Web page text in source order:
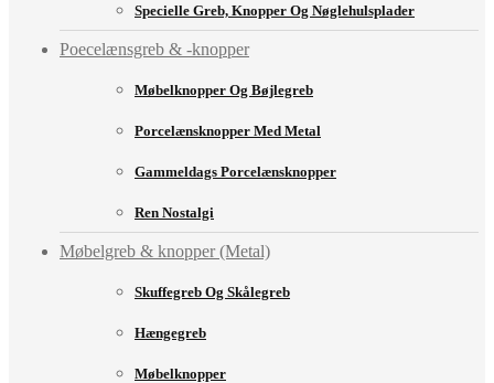
Specielle Greb, Knopper Og Nøglehulsplader
Poecelænsgreb & -knopper
Møbelknopper Og Bøjlegreb
Porcelænsknopper Med Metal
Gammeldags Porcelænsknopper
Ren Nostalgi
Møbelgreb & knopper (Metal)
Skuffegreb Og Skålegreb
Hængegreb
Møbelknopper